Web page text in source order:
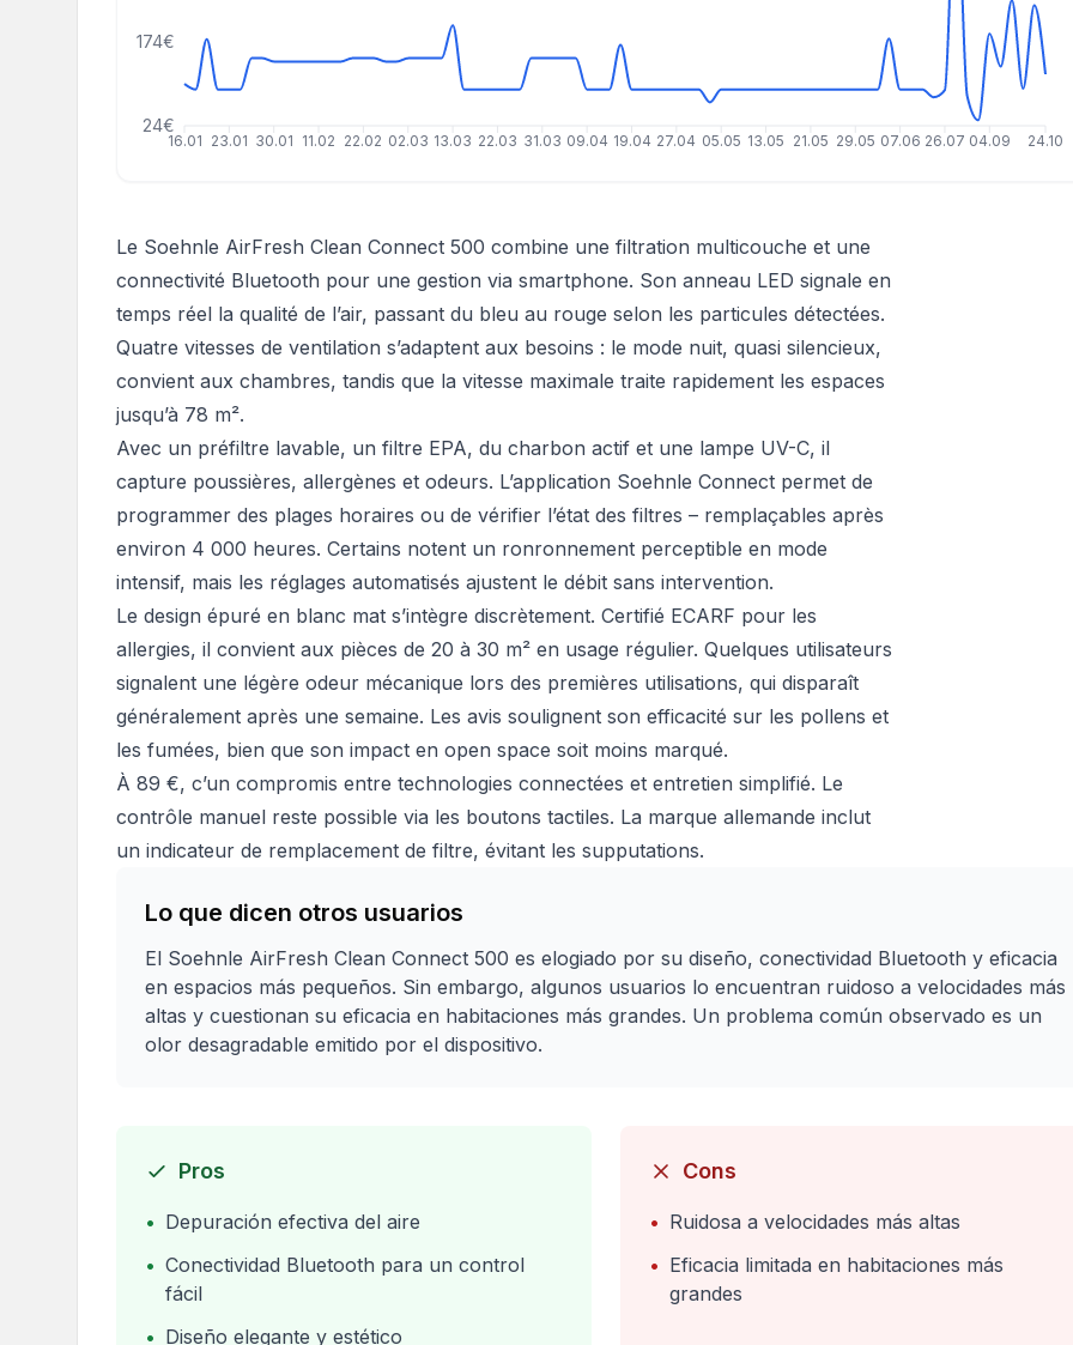
16.01 23.01 30.01 11.02 22.02 02.03 13.03 22.03 31.03 09.04 19.04 27.04 05.05 13.05 21.05 29.05 07.06 26.07 04.09 24.10
24€
174€
Le Soehnle AirFresh Clean Connect 500 combine une filtration multicouche et une
connectivité Bluetooth pour une gestion via smartphone. Son anneau LED signale en
temps réel la qualité de l’air, passant du bleu au rouge selon les particules détectées.
Quatre vitesses de ventilation s’adaptent aux besoins : le mode nuit, quasi silencieux,
convient aux chambres, tandis que la vitesse maximale traite rapidement les espaces
jusqu’à 78 m².
Avec un préfiltre lavable, un filtre EPA, du charbon actif et une lampe UV-C, il
capture poussières, allergènes et odeurs. L’application Soehnle Connect permet de
programmer des plages horaires ou de vérifier l’état des filtres – remplaçables après
environ 4 000 heures. Certains notent un ronronnement perceptible en mode
intensif, mais les réglages automatisés ajustent le débit sans intervention.
Le design épuré en blanc mat s’intègre discrètement. Certifié ECARF pour les
allergies, il convient aux pièces de 20 à 30 m² en usage régulier. Quelques utilisateurs
signalent une légère odeur mécanique lors des premières utilisations, qui disparaît
généralement après une semaine. Les avis soulignent son efficacité sur les pollens et
les fumées, bien que son impact en open space soit moins marqué.
À 89 €, c’un compromis entre technologies connectées et entretien simplifié. Le
contrôle manuel reste possible via les boutons tactiles. La marque allemande inclut
un indicateur de remplacement de filtre, évitant les supputations.
Lo que dicen otros usuarios
El Soehnle AirFresh Clean Connect 500 es elogiado por su diseño, conectividad Bluetooth y eficacia
en espacios más pequeños. Sin embargo, algunos usuarios lo encuentran ruidoso a velocidades más
altas y cuestionan su eficacia en habitaciones más grandes. Un problema común observado es un
olor desagradable emitido por el dispositivo.
Pros
• Depuración efectiva del aire
• Conectividad Bluetooth para un control
fácil
• Diseño elegante y estético
Cons
• Ruidosa a velocidades más altas
• Eficacia limitada en habitaciones más
grandes